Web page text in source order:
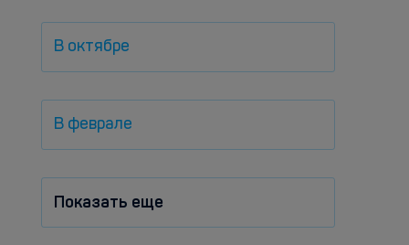
В октябре
В феврале
Показать еще